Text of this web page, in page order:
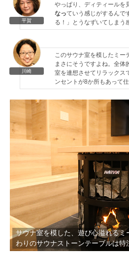
平賀
やっぱり、ディティールを
なっていう感じがするんで
る！」とうなずいてしまう
川崎
このサウナ室を模したミー
まさにそうですよね。全体
室を連想させてリラックス
ンセントが8か所もあって仕
サウナ室を模した、遊び心溢れる
わりのサウナストーンテーブルは特